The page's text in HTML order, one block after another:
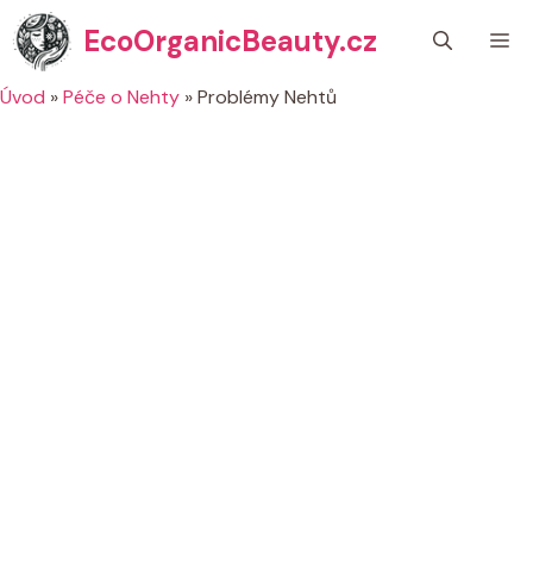
Přeskočit
na
obsah
EcoOrganicBeauty.cz
Úvod »Péče o Nehty »Problémy Nehtů